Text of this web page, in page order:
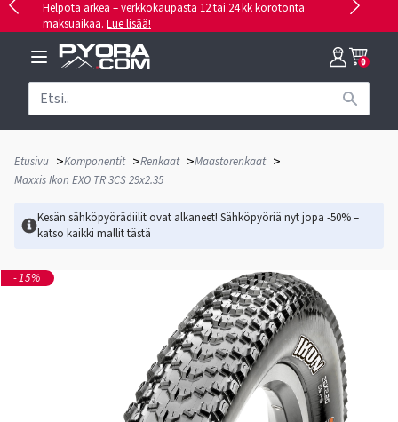
Helpota arkea – verkkokaupasta 12 tai 24 kk korotonta
maksuaikaa. Lue lisää!
0
Etusivu >Komponentit >Renkaat >Maastorenkaat >
Maxxis Ikon EXO TR 3CS 29x2.35
Kesän sähköpyörädiilit ovat alkaneet! Sähköpyöriä nyt jopa -50% –
katso kaikki mallittästä
-15%